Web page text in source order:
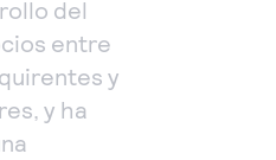
del
entre
y
y ha